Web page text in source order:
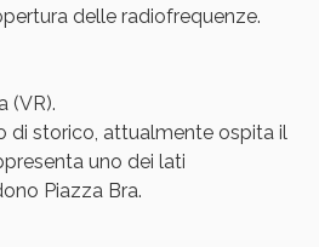
delle radiofrequenze.
(VR).
di storico, attualmente ospita il
uno dei lati
Piazza Bra.